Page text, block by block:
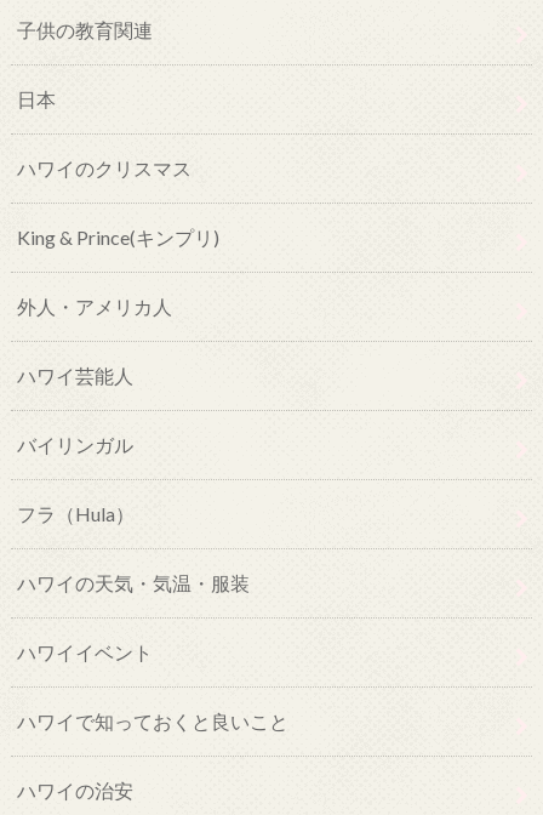
子供の教育関連
日本
ハワイのクリスマス
King & Prince(キンプリ)
外人・アメリカ人
ハワイ芸能人
バイリンガル
フラ（Hula）
ハワイの天気・気温・服装
ハワイイベント
ハワイで知っておくと良いこと
ハワイの治安